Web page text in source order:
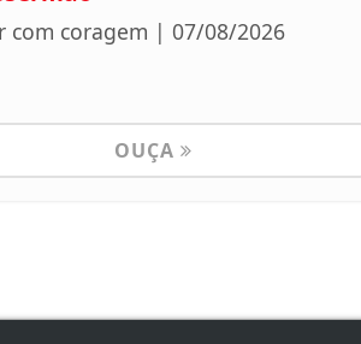
com coragem | 07/08/2026
OUÇA